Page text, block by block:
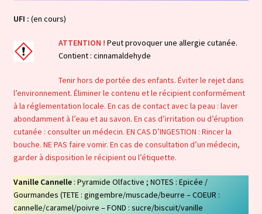
UFI : (en cours)
ATTENTION ! Peut provoquer une allergie cutanée.
Contient : cinnamaldehyde
Tenir hors de portée des enfants. Éviter le rejet dans
l’environnement. Éliminer le contenu et le récipient conformément
à la réglementation locale. En cas de contact avec la peau : laver
abondamment à l’eau et au savon. En cas d’irritation ou d’éruption
cutanée : consulter un médecin. EN CAS D’INGESTION : Rincer la
bouche. NE PAS faire vomir. En cas de consultation d’un médecin,
garder à disposition le récipient ou l’étiquette.
Vanille Cannelle : Pyramide Olfactive ; NOTES : Epicée /
Gourmandes (TETE : gingembre/muscade/beurre – COEUR :
cannelle/caramel/poivre – FOND : sucre/biscuit/vanille